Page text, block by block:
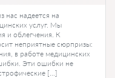
нас надеется на
услуг. Мы
и облегчения. К
неприятные сюрпризы:
в работе медицинских
Эти ошибки не
[…]